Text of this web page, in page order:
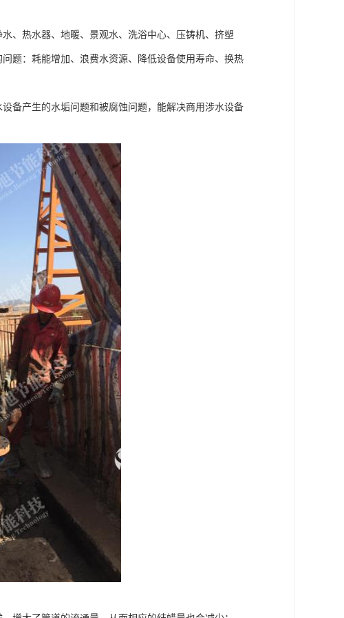
、热水器、地暖、景观水、洗浴中心、压铸机、挤塑
题：耗能增加、浪费水资源、降低设备使用寿命、换热
备产生的水垢问题和被腐蚀问题，能解决商用涉水设备